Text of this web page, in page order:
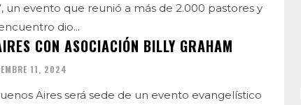
un evento que reunió a más de 2.000 pastores y
dio...
CON ASOCIACIÓN BILLY GRAHAM
11, 2024
Aires será sede de un evento evangelístico